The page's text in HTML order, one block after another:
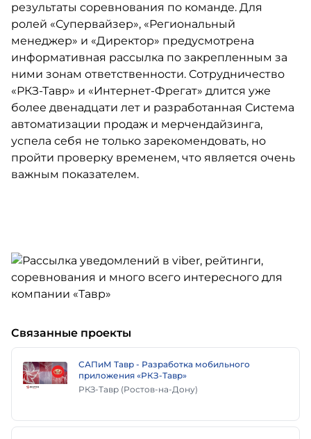
результаты соревнования по команде. Для
ролей «Супервайзер», «Региональный
менеджер» и «Директор» предусмотрена
информативная рассылка по закрепленным за
ними зонам ответственности. Сотрудничество
«РКЗ-Тавр» и «Интернет-Фрегат» длится уже
более двенадцати лет и разработанная Система
автоматизации продаж и мерчендайзинга,
успела себя не только зарекомендовать, но
пройти проверку временем, что является очень
важным показателем.
Связанные проекты
САПиМ Тавр - Разработка мобильного
приложения «РКЗ-Тавр»
РКЗ-Тавр (Ростов-на-Дону)